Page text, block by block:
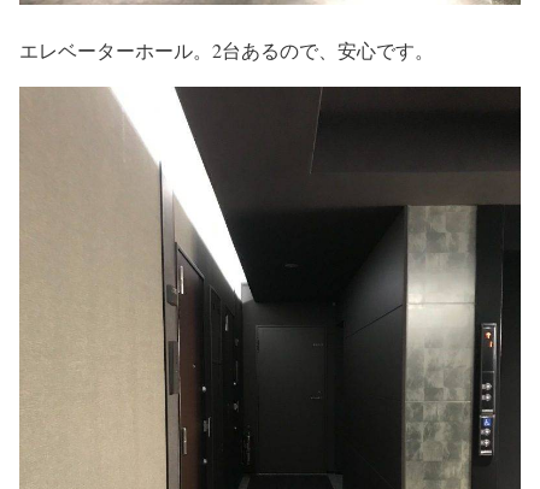
エレベーターホール。2台あるので、安心です。